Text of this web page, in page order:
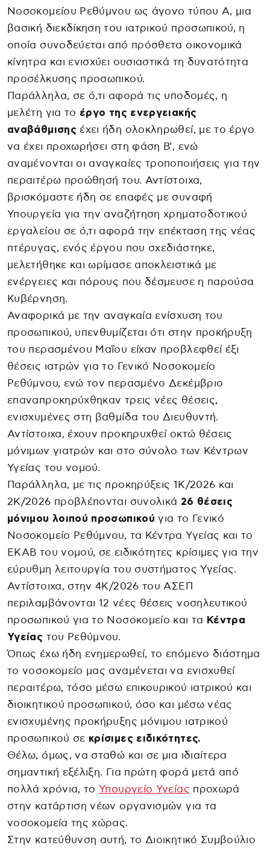
Νοσοκομείου Ρεθύμνου ως άγονο τύπου Α, μια
βασική διεκδίκηση του ιατρικού προσωπικού, η
οποία συνοδεύεται από πρόσθετα οικονομικά
κίνητρα και ενισχύει ουσιαστικά τη δυνατότητα
προσέλκυσης προσωπικού.
Παράλληλα, σε ό,τι αφορά τις υποδομές, η
μελέτη για το έργο της ενεργειακής
αναβάθμισηςέχει ήδη ολοκληρωθεί, με το έργο
να έχει προχωρήσει στη φάση Β’, ενώ
αναμένονται οι αναγκαίες τροποποιήσεις για την
περαιτέρω προώθησή του. Αντίστοιχα,
βρισκόμαστε ήδη σε επαφές με συναφή
Υπουργεία για την αναζήτηση χρηματοδοτικού
εργαλείου σε ό,τι αφορά την επέκταση της νέας
πτέρυγας, ενός έργου που σχεδιάστηκε,
μελετήθηκε και ωρίμασε αποκλειστικά με
ενέργειες και πόρους που δέσμευσε η παρούσα
Κυβέρνηση.
Αναφορικά με την αναγκαία ενίσχυση του
προσωπικού, υπενθυμίζεται ότι στην προκήρυξη
του περασμένου Μαΐου είχαν προβλεφθεί έξι
θέσεις ιατρών για το Γενικό Νοσοκομείο
Ρεθύμνου, ενώ τον περασμένο Δεκέμβριο
επαναπροκηρύχθηκαν τρεις νέες θέσεις,
ενισχυμένες στη βαθμίδα του Διευθυντή.
Αντίστοιχα, έχουν προκηρυχθεί οκτώ θέσεις
μόνιμων γιατρών και στο σύνολο των Κέντρων
Υγείας του νομού.
Παράλληλα, με τις προκηρύξεις 1Κ/2026 και
2Κ/2026 προβλέπονται συνολικά 26 θέσεις
μόνιμου λοιπού προσωπικού για το Γενικό
Νοσοκομείο Ρεθύμνου, τα Κέντρα Υγείας και το
ΕΚΑΒ του νομού, σε ειδικότητες κρίσιμες για την
εύρυθμη λειτουργία του συστήματος Υγείας.
Αντίστοιχα, στην 4Κ/2026 του ΑΣΕΠ
περιλαμβάνονται 12 νέες θέσεις νοσηλευτικού
προσωπικού για το Νοσοκομείο και τα Κέντρα
Υγείας του Ρεθύμνου.
Όπως έχω ήδη ενημερωθεί, το επόμενο διάστημα
το νοσοκομείο μας αναμένεται να ενισχυθεί
περαιτέρω, τόσο μέσω επικουρικού ιατρικού και
διοικητικού προσωπικού, όσο και μέσω νέας
ενισχυμένης προκήρυξης μόνιμου ιατρικού
προσωπικού σε κρίσιμες ειδικότητες.
Θέλω, όμως, να σταθώ και σε μια ιδιαίτερα
σημαντική εξέλιξη. Για πρώτη φορά μετά από
πολλά χρόνια, τοΥπουργείο Υγείας προχωρά
στην κατάρτιση νέων οργανισμών για τα
νοσοκομεία της χώρας.
Στην κατεύθυνση αυτή, το Διοικητικό Συμβούλιο